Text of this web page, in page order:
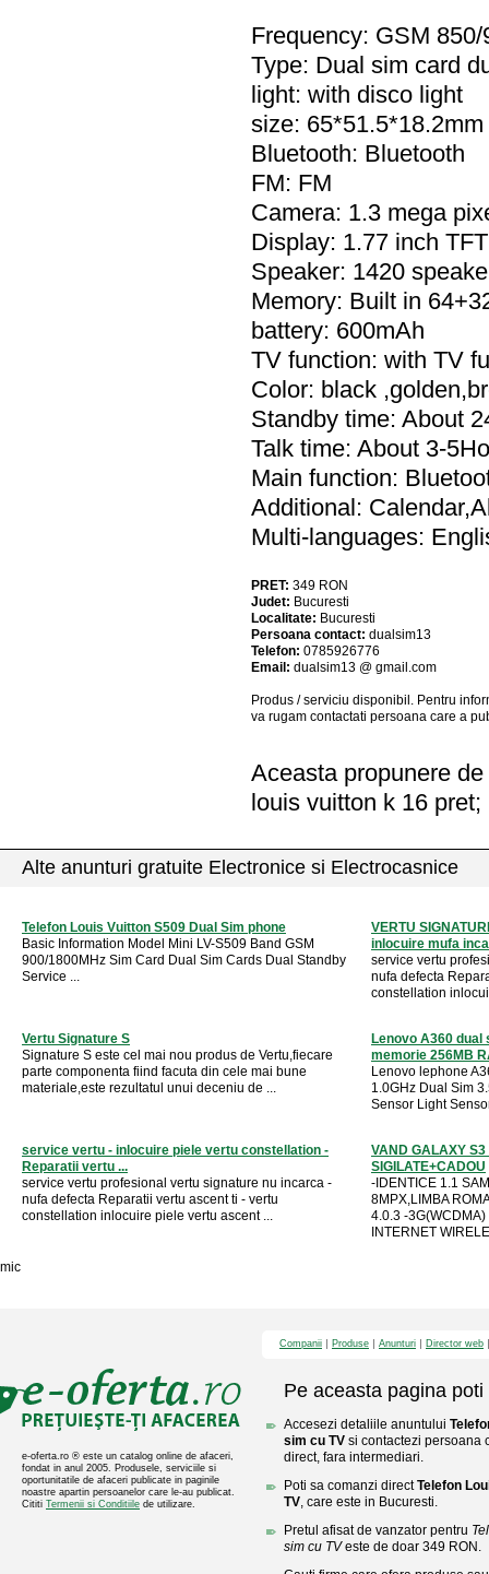
Frequency: GSM
Type: Dual sim card
light: with disco light
size: 65*51.5*18.2mm
Bluetooth: Bluetooth
FM: FM
Camera: 1.3 mega
Display: 1.77 inch
Speaker: 1420
Memory: Built in
battery: 600mAh
TV function: with TV
Color: black
Standby time: About
Talk time: About 3-
Main function:
Additional:
Multi-languages:
PRET: 349 RON
Judet: Bucuresti
Localitate: Bucuresti
Persoana contact: dualsim13
Telefon: 0785926776
Email: dualsim13 @ gmail.com
Produs / serviciu disponibil . Pentru
va rugam contactati persoana care a
Aceasta propunere
louis vuitton k 16 pret;
Alte anunturi gratuite Electronice si Electrocasnice
Telefon Louis Vuitton S509 Dual Sim phone
Basic Information Model Mini LV-S509 Band GSM
900/1800MHz Sim Card Dual Sim Cards Dual Standby
Service ...
VERTU
inlocuire mufa
service vertu
nufa defecta
constellation
Vertu Signature S
Signature S este cel mai nou produs de Vertu,fiecare
parte componenta fiind facuta din cele mai bune
materiale,este rezultatul unui deceniu de ...
Lenovo A360 dual
memorie 256MB
Lenovo lephone
1.0GHz Dual Sim
Sensor Light
service vertu - inlocuire piele vertu constellation -
Reparatii vertu ...
service vertu profesional vertu signature nu incarca -
nufa defecta Reparatii vertu ascent ti - vertu
constellation inlocuire piele vertu ascent ...
VAND GALAXY
SIGILATE+CADOU
-IDENTICE 1.1
8MPX,LIMBA
4.0.3 -
INTERNET
mic
e-oferta.ro ® este un catalog online de afaceri,
fondat in anul 2005. Produsele, serviciile si
oportunitatile de afaceri publicate in paginile
noastre apartin persoanelor care le-au publicat.
Cititi Termenii si Conditiile de utilizare.
Companii Produse Anunturi Director web
Pe aceasta pagina poti
Accesezi detaliile anuntului
sim cu TV si contactezi persoana
direct, fara intermediari.
Poti sa comanzi directTelefon
TV, care este in Bucuresti.
Pretul afisat de vanzator pentru
sim cu TVeste de doar 349 RON.